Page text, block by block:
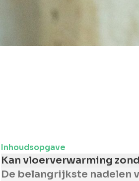
Inhoudsopgave
Kan vloerverwarming
De belangrijkste nadelen